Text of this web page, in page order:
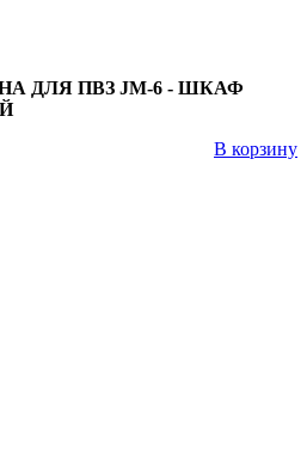
ДЛЯ ПВЗ JM-6 - ШКАФ
В корзину